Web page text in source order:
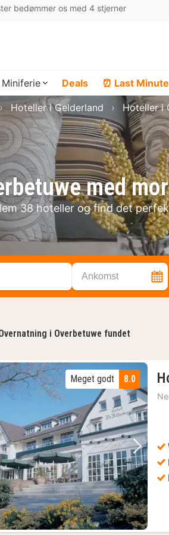
bedømmer os med 4 stjerner
Miniferie Deals ⏰ Last
med
38 hoteller og find det
Hoteller i Gelderland Hoteller i
Ankomst
i Overbetuwe fundet
Forrige billede
8.0
Meget godt